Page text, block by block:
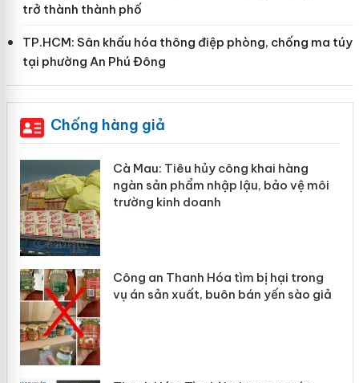
trở thành thành phố
TP.HCM: Sân khấu hóa thông điệp phòng, chống ma túy
tại phường An Phú Đông
Chống hàng giả
Cà Mau: Tiêu hủy công khai hàng
ngàn sản phẩm nhập lậu, bảo vệ môi
trường kinh doanh
Công an Thanh Hóa tìm bị hại trong
vụ án sản xuất, buôn bán yến sào giả